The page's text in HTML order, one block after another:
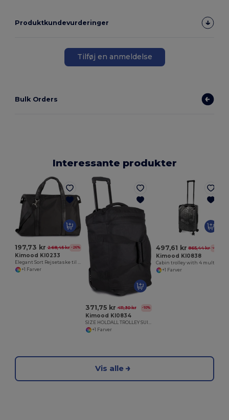
Produktkundevurderinger
Tilføj en anmeldelse
Bulk Orders
Interessante produkter
197,73 kr 268,45 kr -26%
Kimood KI0233
+1 Farver
371,75 kr 411,30 kr -10%
Kimood KI0834
+1 Farver
497,61 kr 865,44 kr -43%
Kimood KI0838
+1 Farver
Vis alle